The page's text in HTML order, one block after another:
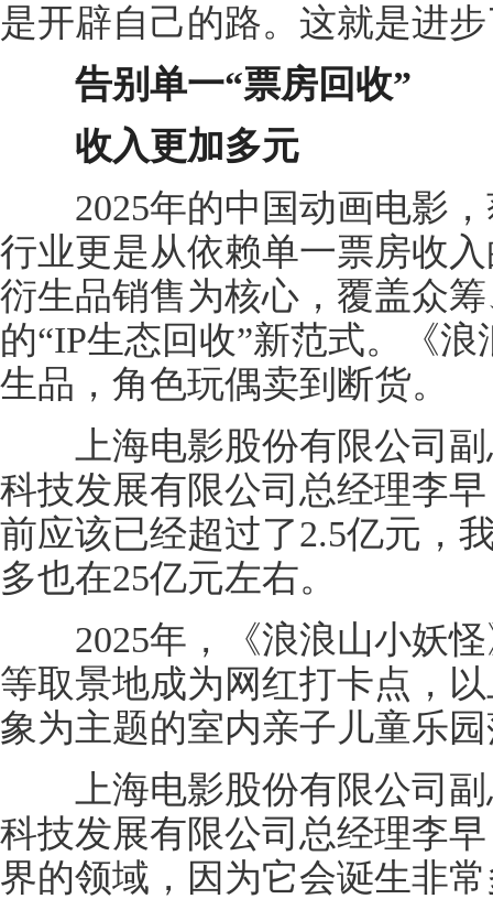
是开辟自己的路。这就是进
告别单一“票房回收”
收入更加多元
2025年的中国动画电影，
行业更是从依赖单一票房收
衍生品销售为核心，覆盖众
的“IP生态回收”新范式。《
生品，角色玩偶卖到断货。
上海电影股份有限公司副
科技发展有限公司总经理李
前应该已经超过了2.5亿元，
多也在25亿元左右。
2025年，《浪浪山小妖怪
等取景地成为网红打卡点，
象为主题的室内亲子儿童乐
上海电影股份有限公司副
科技发展有限公司总经理李
界的领域，因为它会诞生非